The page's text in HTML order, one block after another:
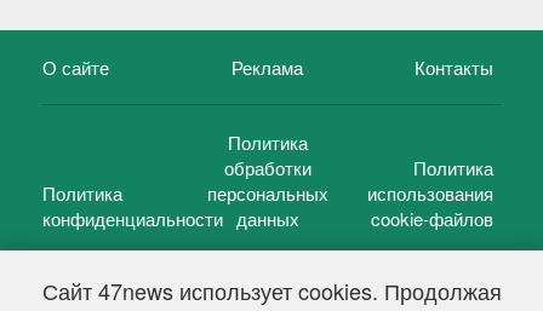
Сайт 47news использует cookies. Продолжая
О сайте Реклама Контакты
Политика
конфиденциальности
Политика
обработки
персональных
данных
Политика
использования
cookie-файлов